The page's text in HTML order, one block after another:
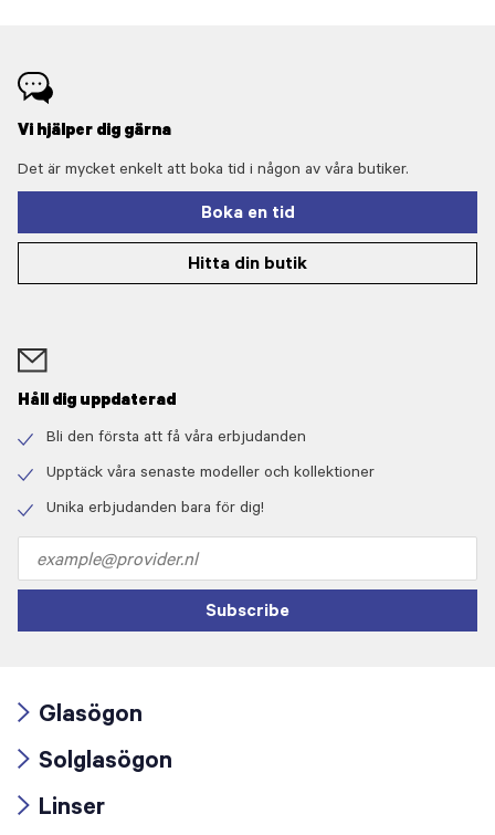
Vi hjälper dig gärna
Det är mycket enkelt att boka tid i någon av våra butiker.
Boka en tid
Hitta din butik
Håll dig uppdaterad
icon
Bli den första att få våra erbjudanden
icon
Upptäck våra senaste modeller och kollektioner
Unika erbjudanden bara för dig!
address
Subscribe
icon
Glasögon
icon
Solglasögon
Linser